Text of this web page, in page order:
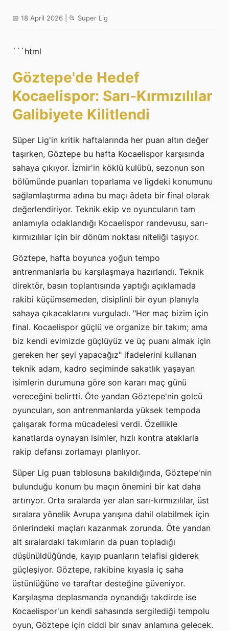
📅 18 April 2026 | 📂 Super Lig
```html
Göztepe'de Hedef
Kocaelispor: Sarı-Kırmızılılar
Galibiyete Kilitlendi
Süper Lig'in kritik haftalarında her puan altın değer
taşırken, Göztepe bu hafta Kocaelispor karşısında
sahaya çıkıyor. İzmir'in köklü kulübü, sezonun son
bölümünde puanları toparlama ve ligdeki konumunu
sağlamlaştırma adına bu maçı âdeta bir final olarak
değerlendiriyor. Teknik ekip ve oyuncuların tam
anlamıyla odaklandığı Kocaelispor randevusu, sarı-
kırmızılılar için bir dönüm noktası niteliği taşıyor.
Göztepe, hafta boyunca yoğun tempo
antrenmanlarla bu karşılaşmaya hazırlandı. Teknik
direktör, basın toplantısında yaptığı açıklamada
rakibi küçümsemeden, disiplinli bir oyun planıyla
sahaya çıkacaklarını vurguladı. "Her maç bizim için
final. Kocaelispor güçlü ve organize bir takım; ama
biz kendi evimizde güçlüyüz ve üç puanı almak için
gereken her şeyi yapacağız" ifadelerini kullanan
teknik adam, kadro seçiminde sakatlık yaşayan
isimlerin durumuna göre son kararı maç günü
vereceğini belirtti. Öte yandan Göztepe'nin golcü
oyuncuları, son antrenmanlarda yüksek tempoda
çalışarak forma mücadelesi verdi. Özellikle
kanatlarda oynayan isimler, hızlı kontra ataklarla
rakip defansı zorlamayı planlıyor.
Süper Lig puan tablosuna bakıldığında, Göztepe'nin
bulunduğu konum bu maçın önemini bir kat daha
artırıyor. Orta sıralarda yer alan sarı-kırmızılılar, üst
sıralara yönelik Avrupa yarışına dahil olabilmek için
önlerindeki maçları kazanmak zorunda. Öte yandan
alt sıralardaki takımların da puan topladığı
düşünüldüğünde, kayıp puanların telafisi giderek
güçleşiyor. Göztepe, rakibine kıyasla iç saha
üstünlüğüne ve taraftar desteğine güveniyor.
Karşılaşma deplasmanda oynandığı takdirde ise
Kocaelispor'un kendi sahasında sergilediği tempolu
oyun, Göztepe için ciddi bir sınav anlamına gelecek.